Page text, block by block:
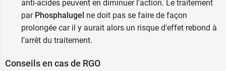
Phosphalugel peut-il être pris par la
femme enceinte ou allaitante ?
durant la grossesse et l'allaitement.
anti-acides peuvent en diminuer l'action. Le traitement
par Phosphalugel ne doit pas se faire de façon
prolongée car il y aurait alors un risque d'effet rebond à
l'arrêt du traitement.
Conseils en cas de RGO